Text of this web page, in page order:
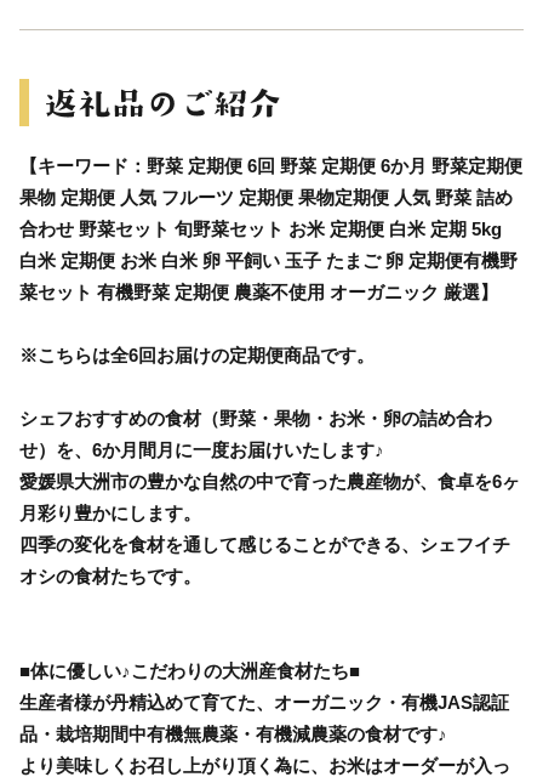
【キーワード：野菜 定期便 6回 野菜 定期便 6か月 野菜定期便
果物 定期便 人気 フルーツ 定期便 果物定期便 人気 野菜 詰め
合わせ 野菜セット 旬野菜セット お米 定期便 白米 定期 5kg
白米 定期便 お米 白米 卵 平飼い 玉子 たまご 卵 定期便有機野
菜セット 有機野菜 定期便 農薬不使用 オーガニック 厳選】
※こちらは全6回お届けの定期便商品です。
シェフおすすめの食材（野菜・果物・お米・卵の詰め合わ
せ）を、6か月間月に一度お届けいたします♪
愛媛県大洲市の豊かな自然の中で育った農産物が、食卓を6ヶ
月彩り豊かにします。
四季の変化を食材を通して感じることができる、シェフイチ
オシの食材たちです。
■体に優しい♪こだわりの大洲産食材たち■
生産者様が丹精込めて育てた、オーガニック・有機JAS認証
品・栽培期間中有機無農薬・有機減農薬の食材です♪
より美味しくお召し上がり頂く為に、お米はオーダーが入っ